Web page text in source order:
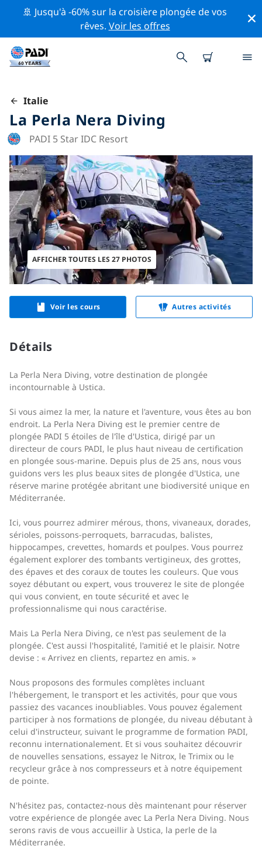
🚢 Jusqu'à -60% sur la croisière plongée de vos
rêves. Voir les offres
Italie
La Perla Nera Diving
PADI 5 Star IDC Resort
AFFICHER TOUTES LES 27 PHOTOS
Voir les cours Autres activités
Détails
La Perla Nera Diving, votre destination de plongée
incontournable à Ustica.
Si vous aimez la mer, la nature et l'aventure, vous êtes au bon
endroit. La Perla Nera Diving est le premier centre de
plongée PADI 5 étoiles de l'île d'Ustica, dirigé par un
directeur de cours PADI, le plus haut niveau de certification
en plongée sous-marine. Depuis plus de 25 ans, nous vous
guidons vers les plus beaux sites de plongée d'Ustica, une
réserve marine protégée abritant une biodiversité unique en
Méditerranée.
Ici, vous pourrez admirer mérous, thons, vivaneaux, dorades,
sérioles, poissons-perroquets, barracudas, balistes,
hippocampes, crevettes, homards et poulpes. Vous pourrez
également explorer des tombants vertigineux, des grottes,
des épaves et des coraux de toutes les couleurs. Que vous
soyez débutant ou expert, vous trouverez le site de plongée
qui vous convient, en toute sécurité et avec le
professionnalisme qui nous caractérise.
Mais La Perla Nera Diving, ce n'est pas seulement de la
plongée. C'est aussi l'hospitalité, l'amitié et le plaisir. Notre
devise : « Arrivez en clients, repartez en amis. »
Nous proposons des formules complètes incluant
l'hébergement, le transport et les activités, pour que vous
passiez des vacances inoubliables. Vous pouvez également
participer à nos formations de plongée, du niveau débutant à
celui d'instructeur, suivant le programme de formation PADI,
reconnu internationalement. Et si vous souhaitez découvrir
de nouvelles sensations, essayez le Nitrox, le Trimix ou le
recycleur grâce à nos compresseurs et à notre équipement
de pointe.
N'hésitez pas, contactez-nous dès maintenant pour réserver
votre expérience de plongée avec La Perla Nera Diving. Nous
serons ravis de vous accueillir à Ustica, la perle de la
Méditerranée.